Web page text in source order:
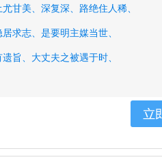
甘美、 深复深、 路绝住人稀、
求志、 是要明主媒当世、
旨、 大丈夫之被遇于时、